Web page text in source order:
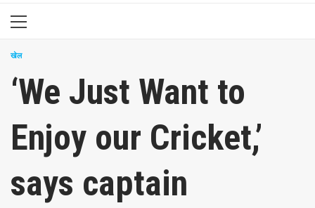
प्राथमिक
खेल
‘We Just Want to
Enjoy our Cricket,’
says captain